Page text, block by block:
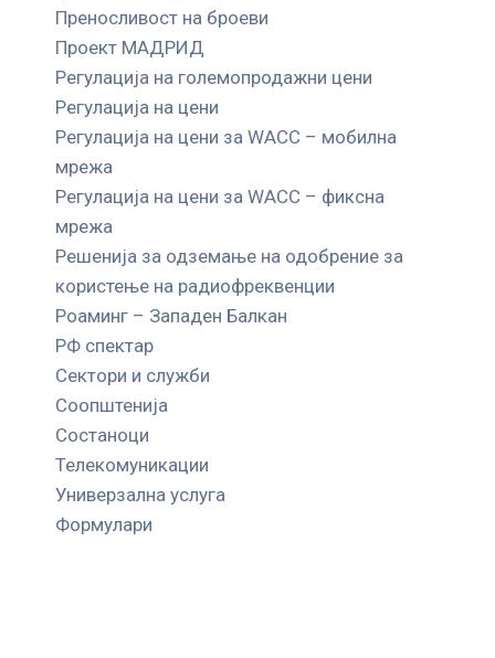
Преносливост на броеви
Проект МАДРИД
Регулација на големопродажни цени
Регулација на цени
Регулација на цени за WACC – мобилна
мрежа
Регулација на цени за WACC – фиксна
мрежа
Решенија за одземање на одобрение за
користење на радиофреквенции
Роаминг – Западен Балкан
РФ спектар
Сектори и служби
Соопштенија
Состаноци
Телекомуникации
Универзална услуга
Формулари